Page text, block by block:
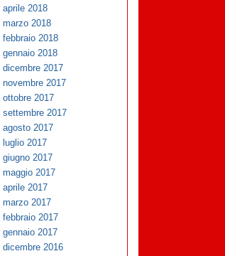
aprile 2018
marzo 2018
febbraio 2018
gennaio 2018
dicembre 2017
novembre 2017
ottobre 2017
settembre 2017
agosto 2017
luglio 2017
giugno 2017
maggio 2017
aprile 2017
marzo 2017
febbraio 2017
gennaio 2017
dicembre 2016